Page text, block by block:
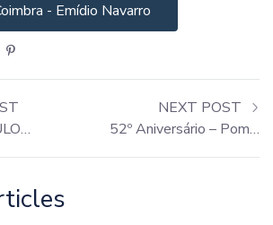
- Emídio Navarro
CAMPANHA ÓCULOS DE SOL – OUTONO
NEXT POST
52º Aniversário – Pombal